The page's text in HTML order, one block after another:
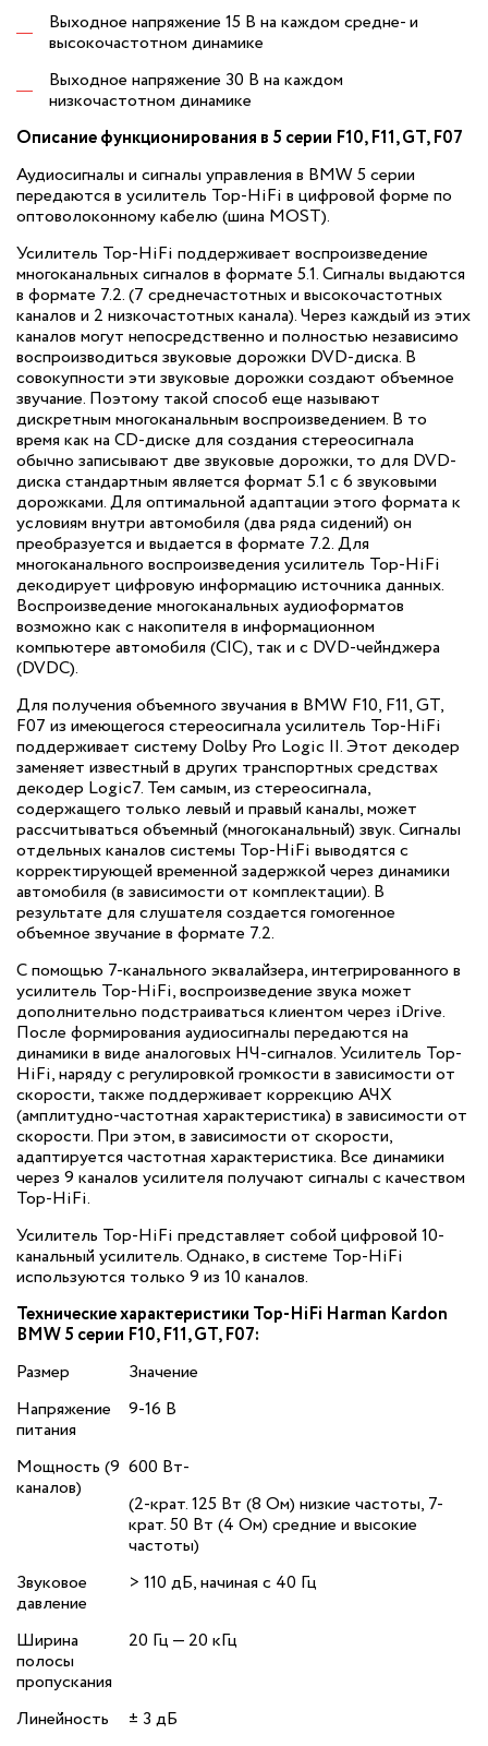
Выходное напряжение 15 В на каждом средне- и
высокочастотном динамике
Выходное напряжение 30 В на каждом
низкочастотном динамике
Описание функционирования в 5 серии F10, F11, GT, F07
Аудиосигналы и сигналы управления в BMW 5 серии
передаются в усилитель Top-HiFi в цифровой форме по
оптоволоконному кабелю (шина MOST).
Усилитель Top-HiFi поддерживает воспроизведение
многоканальных сигналов в формате 5.1. Сигналы выдаются
в формате 7.2. (7 среднечастотных и высокочастотных
каналов и 2 низкочастотных канала). Через каждый из этих
каналов могут непосредственно и полностью независимо
воспроизводиться звуковые дорожки DVD-диска. В
совокупности эти звуковые дорожки создают объемное
звучание. Поэтому такой способ еще называют
дискретным многоканальным воспроизведением. В то
время как на CD-диске для создания стереосигнала
обычно записывают две звуковые дорожки, то для DVD-
диска стандартным является формат 5.1 с 6 звуковыми
дорожками. Для оптимальной адаптации этого формата к
условиям внутри автомобиля (два ряда сидений) он
преобразуется и выдается в формате 7.2. Для
многоканального воспроизведения усилитель Top-HiFi
декодирует цифровую информацию источника данных.
Воспроизведение многоканальных аудиоформатов
возможно как с накопителя в информационном
компьютере автомобиля (CIC), так и с DVD-чейнджера
(DVDC).
Для получения объемного звучания в BMW F10, F11, GT,
F07 из имеющегося стереосигнала усилитель Top-HiFi
поддерживает систему Dolby Pro Logic II. Этот декодер
заменяет известный в других транспортных средствах
декодер Logic7. Тем самым, из стереосигнала,
содержащего только левый и правый каналы, может
рассчитываться объемный (многоканальный) звук. Сигналы
отдельных каналов системы Top-HiFi выводятся с
корректирующей временной задержкой через динамики
автомобиля (в зависимости от комплектации). В
результате для слушателя создается гомогенное
объемное звучание в формате 7.2.
С помощью 7-канального эквалайзера, интегрированного в
усилитель Top-HiFi, воспроизведение звука может
дополнительно подстраиваться клиентом через iDrive.
После формирования аудиосигналы передаются на
динамики в виде аналоговых НЧ-сигналов. Усилитель Top-
HiFi, наряду с регулировкой громкости в зависимости от
скорости, также поддерживает коррекцию АЧХ
(амплитудно-частотная характеристика) в зависимости от
скорости. При этом, в зависимости от скорости,
адаптируется частотная характеристика. Все динамики
через 9 каналов усилителя получают сигналы с качеством
Top-HiFi.
Усилитель Top-HiFi представляет собой цифровой 10-
канальный усилитель. Однако, в системе Top-HiFi
используются только 9 из 10 каналов.
Технические характеристики Top-HiFi Harman Kardon
BMW 5 серии F10, F11, GT, F07:
Размер
Значение
Напряжение
питания
9-16 В
Мощность (9
каналов)
600 Вт‐
(2-крат. 125 Вт (8 Ом) низкие частоты, 7-
крат. 50 Вт (4 Ом) средние и высокие
частоты)
Звуковое
давление
> 110 дБ, начиная с 40 Гц
Ширина
полосы
пропускания
20 Гц — 20 кГц
Линейность
± 3 дБ